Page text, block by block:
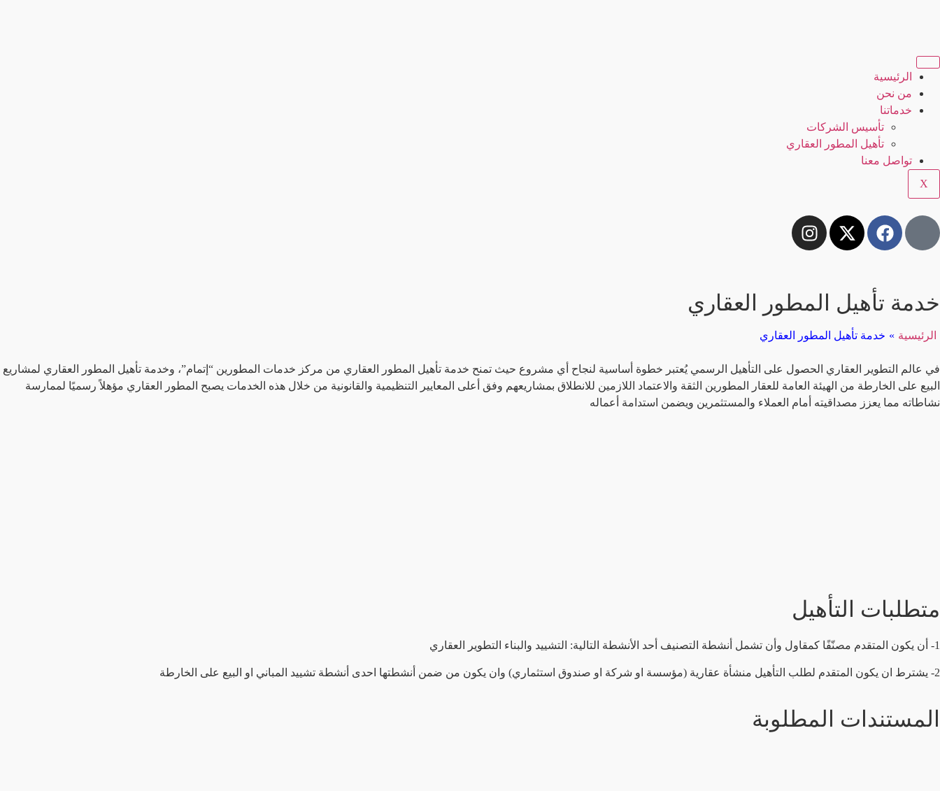
الرئيسية
من نحن
خدماتنا
تأسيس الشركات
تأهيل المطور العقاري
تواصل معنا
X
خدمة تأهيل المطور العقاري
الرئيسية » خدمة تأهيل المطور العقاري
في عالم التطوير العقاري الحصول على التأهيل الرسمي يُعتبر خطوة أساسية لنجاح أي مشروع حيث تمنح خدمة تأهيل المطور العقاري من مركز خدمات المطورين “إتمام”، وخدمة تأهيل المطور العقاري لمشاريع
البيع على الخارطة من الهيئة العامة للعقار المطورين الثقة والاعتماد اللازمين للانطلاق بمشاريعهم وفق أعلى المعايير التنظيمية والقانونية من خلال هذه الخدمات يصبح المطور العقاري مؤهلاً رسميًا لممارسة
نشاطاته مما يعزز مصداقيته أمام العملاء والمستثمرين ويضمن استدامة أعماله
متطلبات التأهيل
1- أن يكون المتقدم مصنّفًا كمقاول وأن تشمل أنشطة التصنيف أحد الأنشطة التالية: التشييد والبناء التطوير العقاري
2- يشترط ان يكون المتقدم لطلب التأهيل منشأة عقارية (مؤسسة او شركة او صندوق استثماري) وان يكون من ضمن أنشطتها احدى أنشطة تشييد المباني او البيع على الخارطة
المستندات المطلوبة